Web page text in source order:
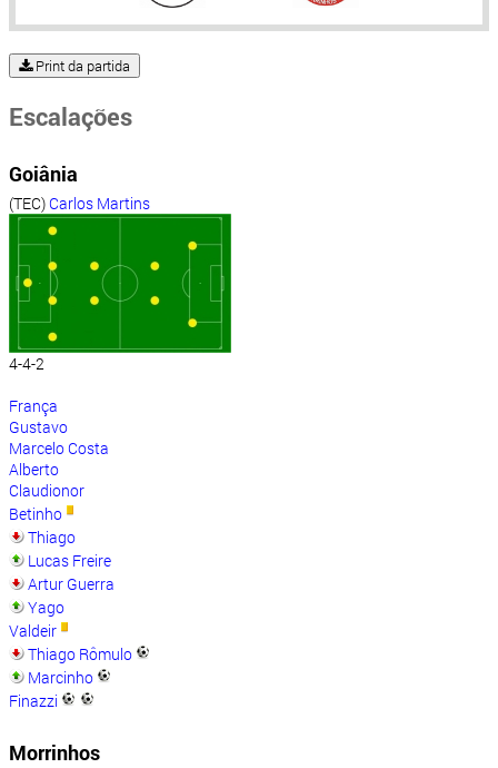
Print da partida
Escalações
Goiânia
(TEC) Carlos Martins
4-4-2
França
Gustavo
Marcelo Costa
Alberto
Claudionor
Betinho
Thiago
Lucas Freire
Artur Guerra
Yago
Valdeir
Thiago Rômulo
Marcinho
Finazzi
Morrinhos